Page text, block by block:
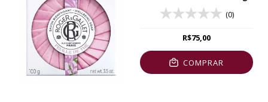
(0)
R$75,00
COMPRAR